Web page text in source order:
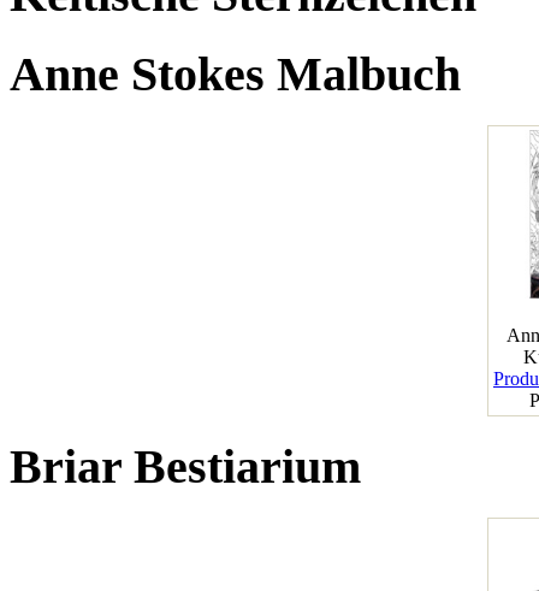
Anne Stokes Malbuch
Briar Bestiarium